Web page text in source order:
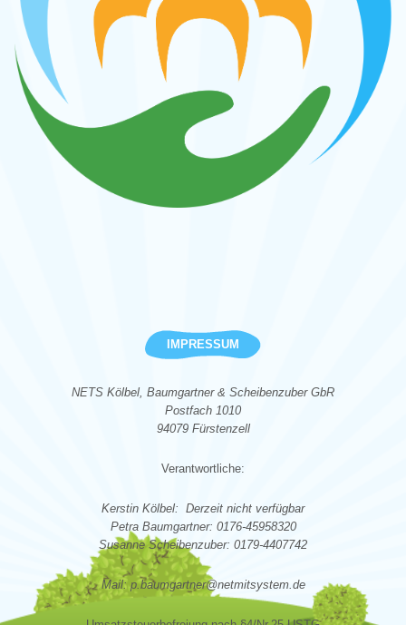
IMPRESSUM
NETS Kölbel, Baumgartner & Scheibenzuber GbR
Postfach 1010
94079 Fürstenzell
Verantwortliche:
Kerstin Kölbel: Derzeit nicht verfügbar
Petra Baumgartner: 0176-45958320
Susanne Scheibenzuber: 0179-4407742
Mail: p.baumgartner@netmitsystem.de